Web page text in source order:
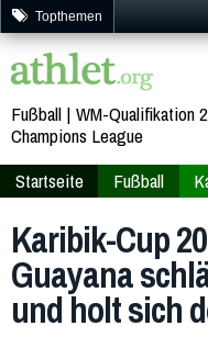
Topthemen
Fußball WM-Qualifikation
Champions League
Startseite
Fußball
Karibik-Cup
Guayana
und holt sich